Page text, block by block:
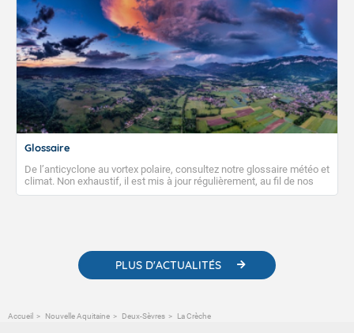
Glossaire
De l’anticyclone au vortex polaire, consultez notre glossaire météo et
climat. Non exhaustif, il est mis à jour régulièrement, au fil de nos
publications. Vous y trouverez également des liens utiles vers nos
PLUS D'ACTUALITÉS
Accueil Nouvelle Aquitaine Deux-Sèvres La Crèche